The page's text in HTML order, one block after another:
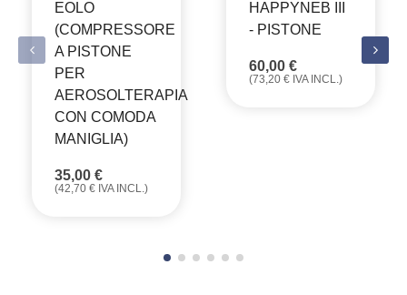
EOLO
(COMPRESSORE
A PISTONE
PER
AEROSOLTERAPIA
CON COMODA
MANIGLIA)
35,00 €
(42,70 € IVA INCL.)
HAPPYNEB III
- PISTONE
60,00 €
(73,20 € IVA INCL.)